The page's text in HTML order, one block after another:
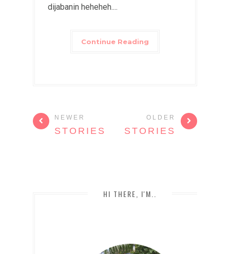
dijabanin heheheh....
Continue Reading
NEWER
STORIES
OLDER
STORIES
HI THERE, I'M..